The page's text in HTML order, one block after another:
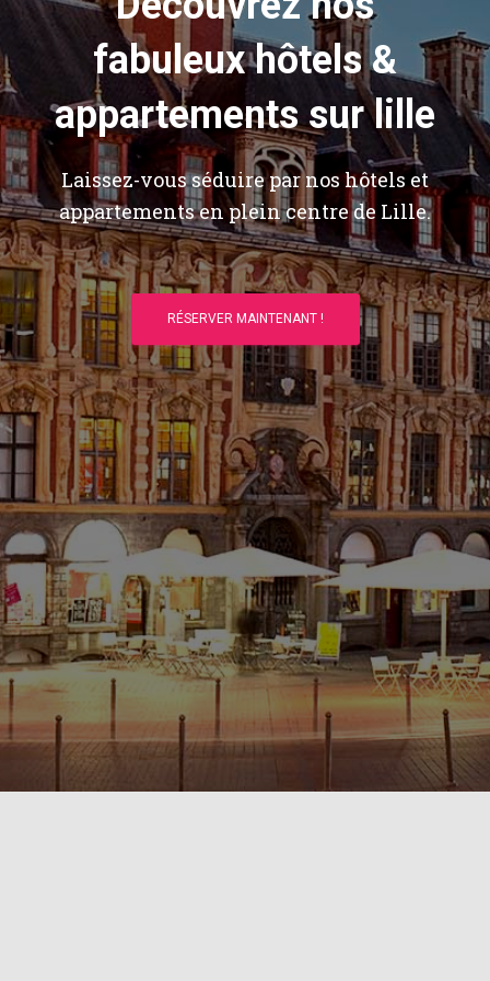
fabuleux hôtels &
appartements sur lille
Laissez-vous séduire par nos hôtels et
appartements en plein centre de Lille.
RÉSERVER MAINTENANT !